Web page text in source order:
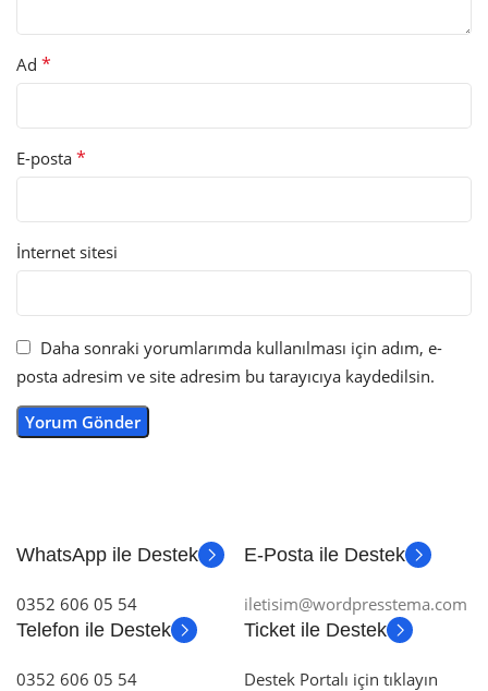
Ad *
E-posta *
İnternet sitesi
Daha sonraki yorumlarımda kullanılması için adım, e-
posta adresim ve site adresim bu tarayıcıya kaydedilsin.
WhatsApp ile Destek
0352 606 05 54
E-Posta ile Destek
iletisim@wordpresstema.com
Telefon ile Destek
0352 606 05 54
Ticket ile Destek
Destek Portalı için tıklayın